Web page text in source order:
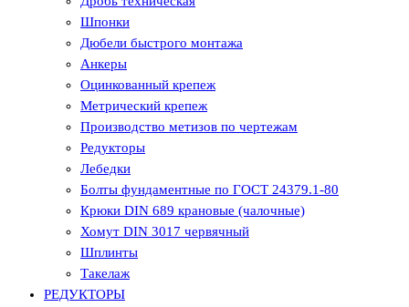
Шпонки
Дюбели быстрого монтажа
Анкеры
Оцинкованный крепеж
Метрический крепеж
Производство метизов по чертежам
Редукторы
Лебедки
Болты фундаментные по ГОСТ 24379.1-80
Крюки DIN 689 крановые (чалочные)
Хомут DIN 3017 червячный
Шплинты
Такелаж
РЕДУКТОРЫ